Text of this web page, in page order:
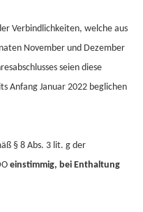
Verbindlichkeiten, welche aus
November und Dezember
seien diese
Anfang Januar 2022 beglichen
§ 8 Abs. 3 lit. g der
einstimmig, bei Enthaltung